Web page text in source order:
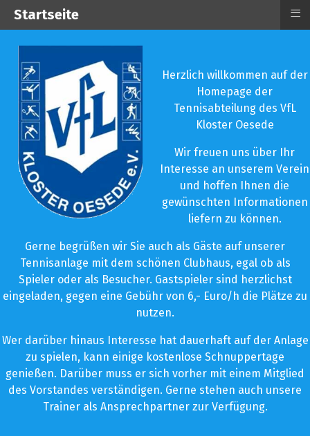
Herzlich willkommen auf der
Homepage der
Tennisabteilung des VfL
Kloster Oesede
Wir freuen uns über Ihr
Interesse an unserem Verein
und hoffen Ihnen die
gewünschten Informationen
liefern zu können.
Gerne begrüßen wir Sie auch als Gäste auf unserer
Tennisanlage mit dem schönen Clubhaus, egal ob als
Spieler oder als Besucher. Gastspieler sind herzlichst
eingeladen, gegen eine Gebühr von 6,- Euro/h die Plätze zu
nutzen.
Wer darüber hinaus Interesse hat dauerhaft auf der Anlage
zu spielen, kann einige kostenlose Schnuppertage
genießen. Darüber muss er sich vorher mit einem Mitglied
des Vorstandes verständigen. Gerne stehen auch unsere
Trainer als Ansprechpartner zur Verfügung.
Startseite ≡